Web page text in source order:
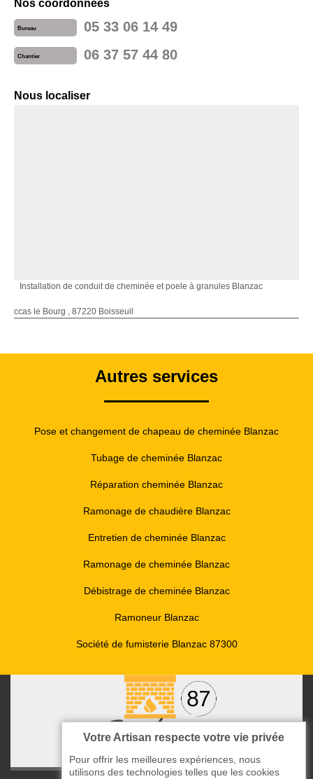
Nos coordonnées
Bureau 05 33 06 14 49
Chantier 06 37 57 44 80
Nous localiser
Installation de conduit de cheminée et poele à granules Blanzac
ccas le Bourg , 87220 Boisseuil
Autres services
Pose et changement de chapeau de cheminée Blanzac
Tubage de cheminée Blanzac
Réparation cheminée Blanzac
Ramonage de chaudière Blanzac
Entretien de cheminée Blanzac
Ramonage de cheminée Blanzac
Débistrage de cheminée Blanzac
Ramoneur Blanzac
Société de fumisterie Blanzac 87300
Votre Artisan respecte votre vie privée
Pour offrir les meilleures expériences, nous
utilisons des technologies telles que les cookies